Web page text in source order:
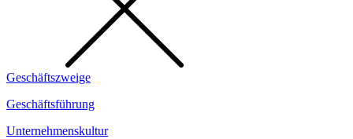
Geschäftszweige
Geschäftsführung
Unternehmenskultur